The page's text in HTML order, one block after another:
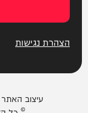
הצהרת נגישות
עיצוב